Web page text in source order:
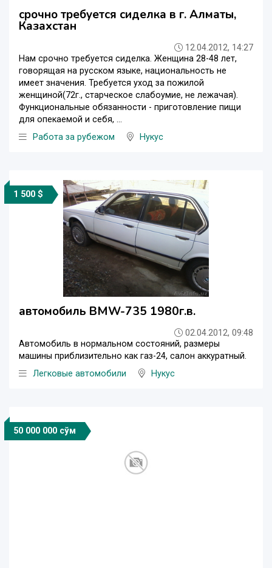
срочно требуется сиделка в г. Алматы,
Казахстан
12.04.2012, 14:27
Нам срочно требуется сиделка. Женщина 28-48 лет,
говорящая на русском языке, национальность не
имеет значения. Требуется уход за пожилой
женщиной(72г., старческое слабоумие, не лежачая).
Функциональные обязанности - приготовление пищи
для опекаемой и себя, ...
Работа за рубежом
Нукус
1 500 $
автомобиль BMW-735 1980г.в.
02.04.2012, 09:48
Автомобиль в нормальном состояний, размеры
машины приблизительно как газ-24, салон аккуратный.
Легковые автомобили
Нукус
50 000 000 сўм